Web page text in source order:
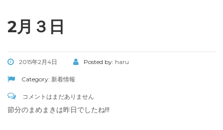
2月３日
2015年2月4日 Posted by: haru
Category: 新着情報
コメントはまだありません
節分のまめまきは昨日でしたね!!!